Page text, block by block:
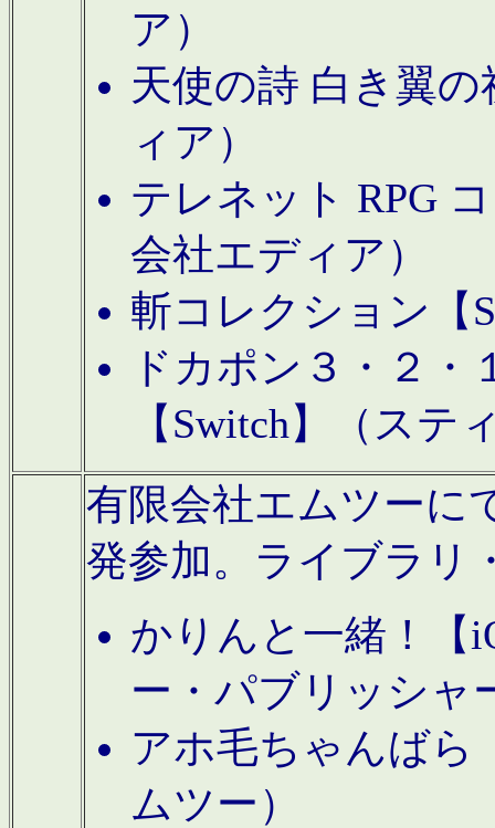
ア）
天使の詩 白き翼
ィア）
テレネット RPG
会社エディア）
斬コレクション【
ドカポン３・２
【Switch】（ステ
有限会社エムツーに
発参加。ライブラリ
かりんと一緒！【
ー・パブリッシャ
アホ毛ちゃんばら
ムツー）